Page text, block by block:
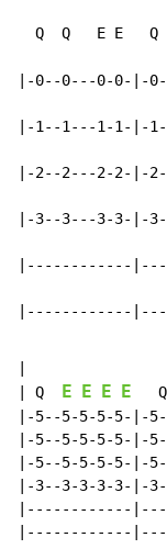
Q  Q   E E
|-0--0---0-0-|-
|-1--1---1-1-|-
|-2--2---2-2-|-
|-3--3---3-3-|-
|------------
|------------
| Q
E E E E
|-5--5-5-5-5-|-
|-5--5-5-5-5-|-
|-5--5-5-5-5-|-
|-3--3-3-3-3-|-
|------------
|------------